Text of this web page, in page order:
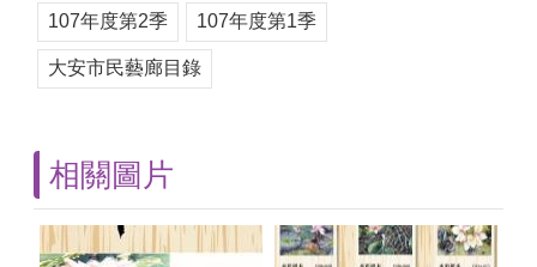
107年度第2季 107年度第1季
大安市民藝廊目錄
相關圖片